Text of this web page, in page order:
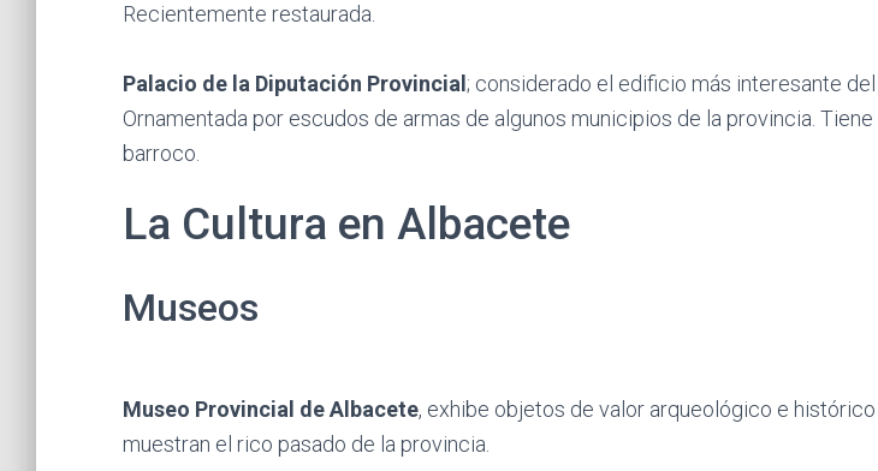
Recientemente restaurada.
Palacio de la Diputación Provincial ; considerado el edificio más interesante del
Ornamentada por escudos de armas de algunos municipios de la provincia.
barroco.
La Cultura en Albacete
Museos
Museo Provincial de Albacete, exhibe objetos de valor arqueológico e
muestran el rico pasado de la provincia.